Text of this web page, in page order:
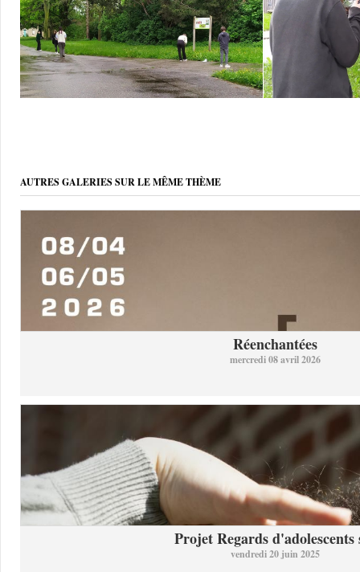
AUTRES GALERIES SUR LE MÊME THÈME
Réenchantées
mercredi 08 avril 2026
Projet Regards d'adolescents
vendredi 20 juin 2025